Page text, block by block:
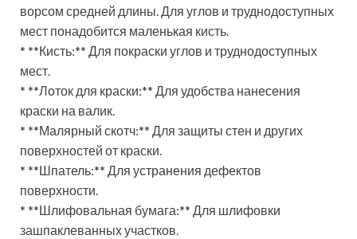
ворсом средней длины. Для углов и труднодоступных
мест понадобится маленькая кисть.
* **Кисть:** Для покраски углов и труднодоступных
мест.
* **Лоток для краски:** Для удобства нанесения
краски на валик.
* **Малярный скотч:** Для защиты стен и других
поверхностей от краски.
* **Шпатель:** Для устранения дефектов
поверхности.
* **Шлифовальная бумага:** Для шлифовки
зашпаклеванных участков.